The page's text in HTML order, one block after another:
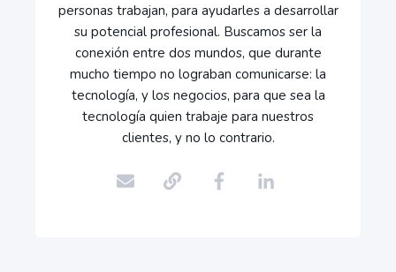
personas trabajan, para ayudarles a desarrollar
su potencial profesional. Buscamos ser la
conexión entre dos mundos, que durante
mucho tiempo no lograban comunicarse: la
tecnología, y los negocios, para que sea la
tecnología quien trabaje para nuestros
clientes, y no lo contrario.